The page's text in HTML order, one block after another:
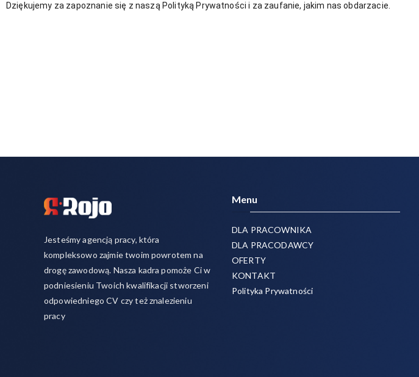
Dziękujemy za zapoznanie się z naszą Polityką Prywatności i za zaufanie, jakim nas obdarzacie.
Jesteśmy agencją pracy, która
kompleksowo zajmie twoim powrotem na
drogę zawodową. Nasza kadra pomoże Ci w
podniesieniu Twoich kwalifikacji stworzeni
odpowiedniego CV czy też znalezieniu
pracy
Menu
DLA PRACOWNIKA
DLA PRACODAWCY
OFERTY
KONTAKT
Polityka Prywatności